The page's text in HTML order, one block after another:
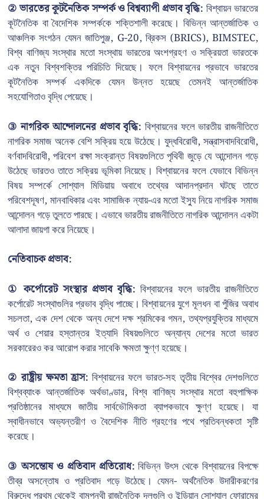
② ভারতের কূটনৈতিক সম্পর্ক ও বিশ্বব্যাপী প্রভাব বৃদ্ধি: বিশ্বায়ন ভারতের
কূটনৈতিক বা বৈদেশিক সম্পর্ককে শক্তিশালী করেছে। বিভিন্ন আন্তর্জাতিক ও
আঞ্চলিক সংগঠন যেমন জাতিপুঞ্জ, G-20, ব্রিকস (BRICS), BIMSTEC,
বিশ্ব বাণিজ্য সংস্থার মতো সংস্থায় ভারতের অংশগ্রহণ ও সক্রিয়তা ভারতকে
এক নতুন বিশ্বশক্তির পরিচিতি দিয়েছে। ফলে বিশ্বায়নের প্রভাবে ভারতের
কূটনৈতিক সম্পর্ক একদিকে যেমন উন্নত হয়েছে তেমনই আন্তর্জাতিক
সহযোগিতাও বৃদ্ধি পেয়েছে।
③ নাগরিক আন্দোলনের প্রভাব বৃদ্ধি: বিশ্বায়নের ফলে ভারতীয় রাজনীতিতে
নাগরিক সমাজ অনেক বেশি সক্রিয় হয়ে উঠেছে। যুদ্ধবিরোধী, সন্ত্রাসবাদবিরোধী,
বর্ণবাদবিরোধী, পরিবেশ রক্ষা সংক্রান্ত বিষয়গুলিতে পৃথিবী জুড়ে যে আন্দোলন গড়ে
উঠেছে ভারতও তাতে সক্রিয় ভূমিকা নিয়েছে। বিশ্বায়নের ফলে যেভাবে বিভিন্ন
বিষয় সম্পর্কে সোশ্যাল মিডিয়ায় অবাধে তথ্যের আদানপ্রদান ঘটছে তাতে
পরিবেশদূষণ, মানবাধিকার এবং সামাজিক ন্যায়-এর মতো ইস্যু নিয়ে নাগরিক সমাজ
আন্দোলন গড়ে তুলতে পারছে। এভাবে ভারতীয় রাজনীতিতে নাগরিক আন্দোলন একটা
আলাদা জায়গা করে নিয়েছে।
নেতিবাচক প্রভাব:
① কর্পোরেট সংস্থার প্রভাব বৃদ্ধি: বিশ্বায়নের ফলে ভারতীয় রাজনীতিতে
কর্পোরেট সংস্থাগুলির প্রভাব বৃদ্ধি পাচ্ছে। বিশ্বায়নের যুগে মূলধন বা পুঁজির অবাধ
সচলতা, এক দেশ থেকে অন্য দেশে দক্ষ শ্রমিকের গমন, তথ্যপ্রযুক্তির মাধ্যমে
অর্থ ও শেয়ার হস্তান্তর ইত্যাদি বিষয়গুলিতে অন্যান্য দেশের মতো ভারত
সরকারেরও কর আরোপ করার সাবেকি ক্ষমতা ক্ষুণ্ণ হয়েছে।
② রাষ্ট্রীয় ক্ষমতা হ্রাস: বিশ্বায়নের ফলে ভারত-সহ তৃতীয় বিশ্বের দেশগুলিতে
বিশ্বব্যাংক আন্তর্জাতিক অর্থভাণ্ডার, বিশ্ব বাণিজ্য সংস্থার মতো বহুপাক্ষিক
প্রতিষ্ঠানের মাধ্যমে জাতীয় সার্বভৌমিকতা ব্যাপকভাবে ক্ষুণ্ণ হয়েছে। যা
স্বাধীনভাবে অভ্যন্তরীণ ও বৈদেশিক নীতি গ্রহণের পথে প্রতিবন্ধকতা সৃষ্টি
করেছে।
③ অসন্তোষ ও প্রতিবাদ প্রতিরোধ: বিভিন্ন উৎস থেকে বিশ্বায়নের বিপক্ষে
তীব্র অসন্তোষ ও প্রতিবাদ গড়ে উঠেছে। যেমন- অর্থনৈতিক উদারীকরণের